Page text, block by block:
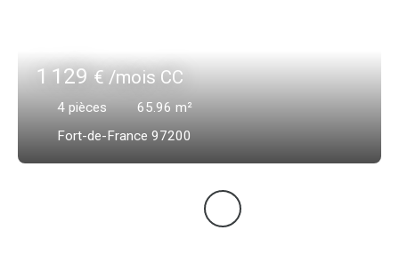
1 129€ /mois CC
4 pièces 65.96 m²
Fort-de-France 97200